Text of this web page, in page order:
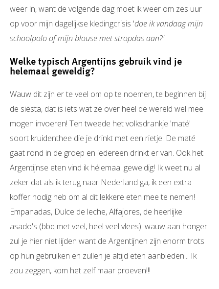
weer in, want de volgende dag moet ik weer om zes uur
op voor mijn dagelijkse kledingcrisis 'doe ik vandaag mijn
schoolpolo of mijn blouse met stropdas aan?'
Welke typisch Argentijns gebruik vind je
helemaal geweldig?
Wauw dit zijn er te veel om op te noemen, te beginnen bij
de siësta, dat is iets wat ze over heel de wereld wel mee
mogen invoeren! Ten tweede het volksdrankje 'maté'
soort kruidenthee die je drinkt met een rietje. De maté
gaat rond in de groep en iedereen drinkt er van. Ook het
Argentijnse eten vind ik hélemaal geweldig! Ik weet nu al
zeker dat als ik terug naar Nederland ga, ik een extra
koffer nodig heb om al dit lekkere eten mee te nemen!
Empanadas, Dulce de leche, Alfajores, de heerlijke
asado's (bbq met veel, heel veel vlees). wauw aan honger
zul je hier niet lijden want de Argentijnen zijn enorm trots
op hun gebruiken en zullen je altijd eten aanbieden... Ik
zou zeggen, kom het zelf maar proeven!!!